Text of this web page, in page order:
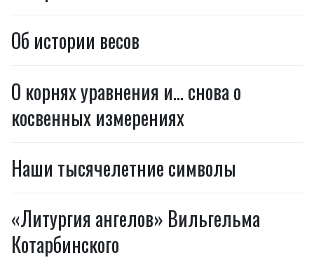
Об истории весов
О корнях уравнения и… снова о
косвенных измерениях
Наши тысячелетние символы
«Литургия ангелов» Вильгельма
Котарбинского